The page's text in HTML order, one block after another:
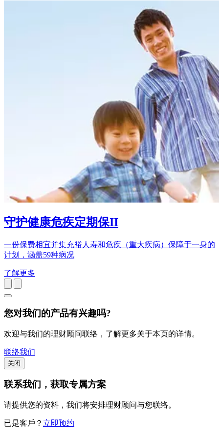
守护健康危疾定期保II
一份保费相宜并集充裕人寿和危疾（重大疾病）保障于一身的
计划，涵盖59种病况
了解更多
您对我们的产品有兴趣吗?
欢迎与我们的理财顾问联络，了解更多关于本页的详情。
联络我们
关闭
联系我们 ，获取专属方案
请提供您的资料，我们将安排理财顾问与您联络。
已是客戶？ 立即预约